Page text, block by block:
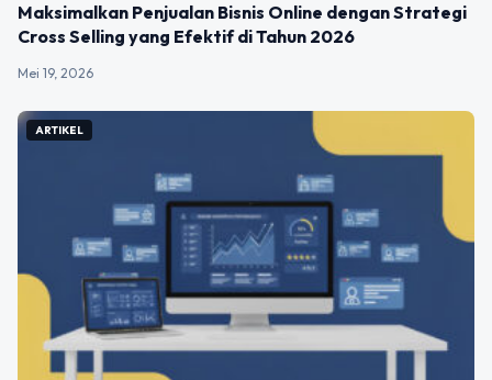
Maksimalkan Penjualan Bisnis Online dengan Strategi
Cross Selling yang Efektif di Tahun 2026
Mei 19, 2026
ARTIKEL